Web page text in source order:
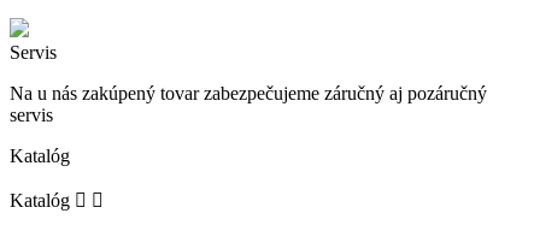
Servis
Na u nás zakúpený tovar zabezpečujeme záručný aj pozáručný
servis
Katalóg
Katalóg  